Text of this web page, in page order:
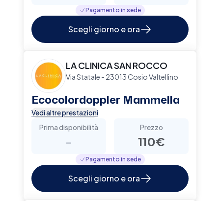
Pagamento in sede
Scegli giorno e ora
LA CLINICA SAN ROCCO
Via Statale - 23013 Cosio Valtellino
Ecocolordoppler Mammella
Vedi altre prestazioni
Prima disponibilità
-
Prezzo
110€
Pagamento in sede
Scegli giorno e ora